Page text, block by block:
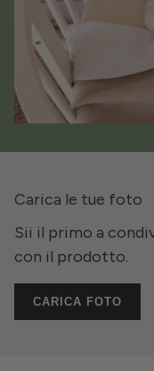
Carica le tue foto
Sii il primo a
con il prodotto.
CARICA FOTO